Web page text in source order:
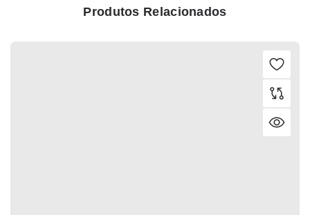
Produtos Relacionados